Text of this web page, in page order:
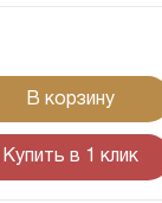
В корзину
Купить в 1 клик